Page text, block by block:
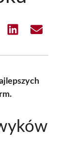
Share Share